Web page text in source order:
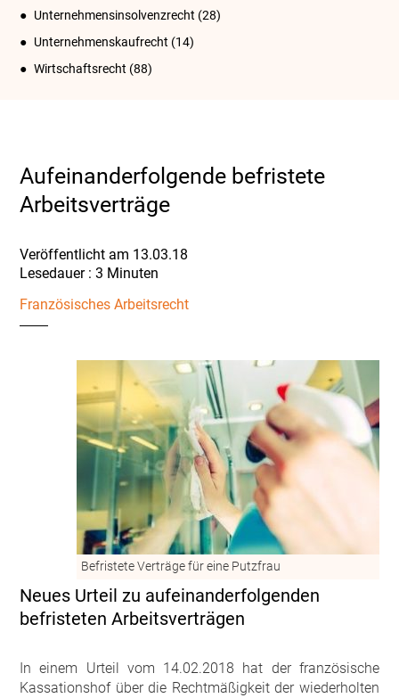
Unternehmensinsolvenzrecht (28)
Unternehmenskaufrecht (14)
Wirtschaftsrecht (88)
Aufeinanderfolgende befristete
Arbeitsverträge
Veröffentlicht am 13.03.18
Französisches Arbeitsrecht
Befristete Verträge für eine Putzfrau
Neues Urteil zu aufeinanderfolgenden
befristeten Arbeitsverträgen
In einem Urteil vom 14.02.2018 hat der französische
Kassationshof über die Rechtmäßigkeit der wiederholten